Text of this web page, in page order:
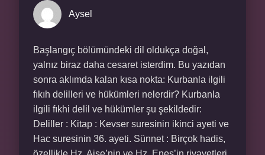
Aysel
Başlangıç bölümündeki dil oldukça doğal,
yalnız biraz daha cesaret isterdim. Bu yazıdan
sonra aklımda kalan kısa nokta: Kurbanla ilgili
fıkıh delilleri ve hükümleri nelerdir? Kurbanla
ilgili fıkhi delil ve hükümler şu şekildedir:
Deliller : Kitap : Kevser suresinin ikinci ayeti ve
Hac suresinin 36. ayeti. Sünnet : Birçok hadis,